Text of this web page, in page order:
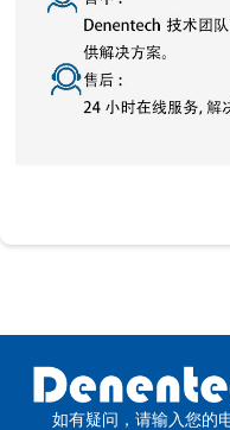
如有疑问，请输入您的